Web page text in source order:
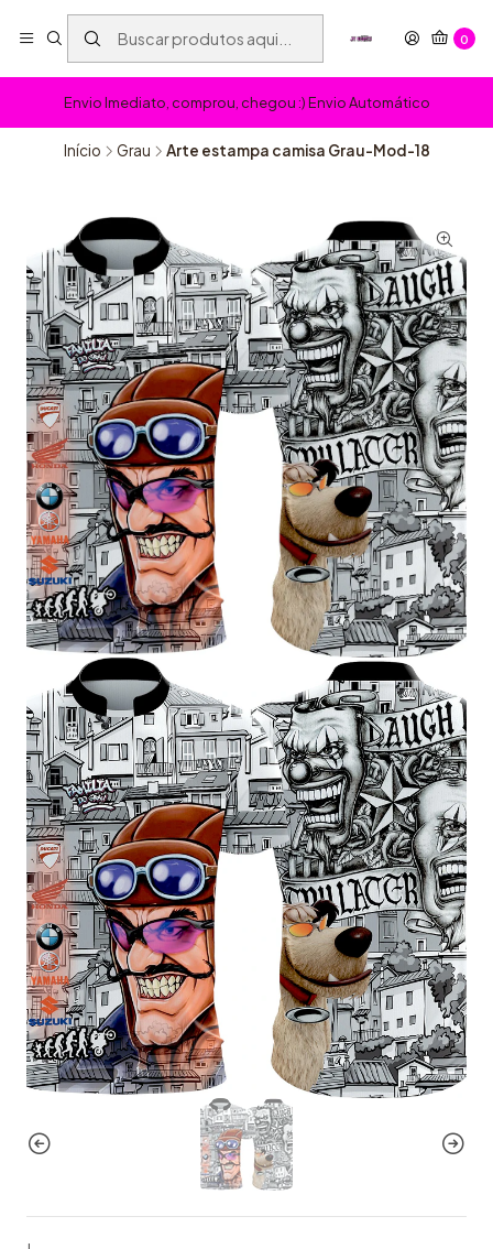
0
Envio Imediato, comprou, chegou :) Envio Automático
Início Grau Arte estampa camisa Grau-Mod-18